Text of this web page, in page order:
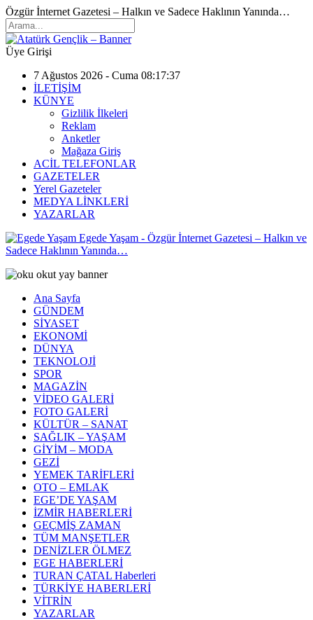
Özgür İnternet Gazetesi – Halkın ve Sadece Haklının Yanında…
Üye Girişi
7 Ağustos 2026 - Cuma 08:17:37
İLETİŞİM
KÜNYE
Gizlilik İlkeleri
Reklam
Anketler
Mağaza Giriş
ACİL TELEFONLAR
GAZETELER
Yerel Gazeteler
MEDYA LİNKLERİ
YAZARLAR
Egede Yaşam - Özgür İnternet Gazetesi – Halkın ve
Sadece Haklının Yanında…
Ana Sayfa
GÜNDEM
SİYASET
EKONOMİ
DÜNYA
TEKNOLOJİ
SPOR
MAGAZİN
VİDEO GALERİ
FOTO GALERİ
KÜLTÜR – SANAT
SAĞLIK – YAŞAM
GİYİM – MODA
GEZİ
YEMEK TARİFLERİ
OTO – EMLAK
EGE’DE YAŞAM
İZMİR HABERLERİ
GEÇMİŞ ZAMAN
TÜM MANŞETLER
DENİZLER ÖLMEZ
EGE HABERLERİ
TURAN ÇATAL Haberleri
TÜRKİYE HABERLERİ
VİTRİN
YAZARLAR